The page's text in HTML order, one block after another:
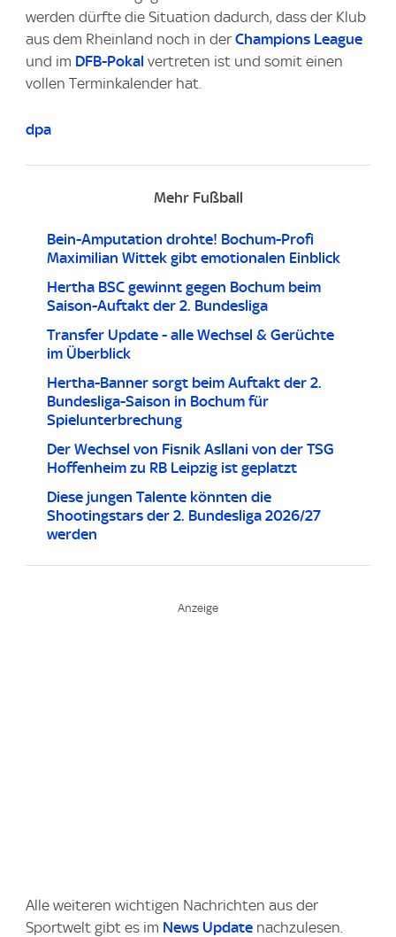
werden dürfte die Situation dadurch, dass der Klub
aus dem Rheinland noch in der Champions League
und im DFB-Pokal vertreten ist und somit einen
vollen Terminkalender hat.
dpa
Mehr Fußball
Bein-Amputation drohte! Bochum-Profi
Maximilian Wittek gibt emotionalen Einblick
Hertha BSC gewinnt gegen Bochum beim
Saison-Auftakt der 2. Bundesliga
Transfer Update - alle Wechsel & Gerüchte
im Überblick
Hertha-Banner sorgt beim Auftakt der 2.
Bundesliga-Saison in Bochum für
Spielunterbrechung
Der Wechsel von Fisnik Asllani von der TSG
Hoffenheim zu RB Leipzig ist geplatzt
Diese jungen Talente könnten die
Shootingstars der 2. Bundesliga 2026/27
werden
Alle weiteren wichtigen Nachrichten aus der
Sportwelt gibt es im News Update nachzulesen.